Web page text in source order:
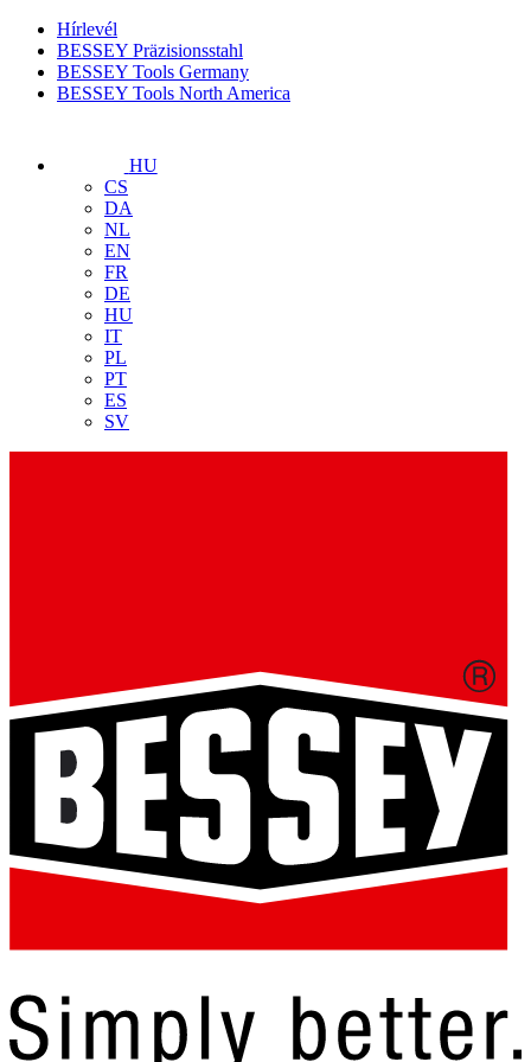
Hírlevél
BESSEY Präzisionsstahl
BESSEY Tools Germany
BESSEY Tools North America
HU
CS
DA
NL
EN
FR
DE
HU
IT
PL
PT
ES
SV